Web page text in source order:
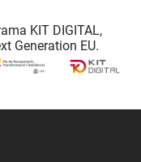
KIT DIGITAL,
Generation EU.